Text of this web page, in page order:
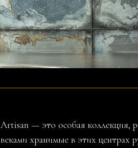
Artisan — это особая коллекция,
веками хранимые в этих центрах